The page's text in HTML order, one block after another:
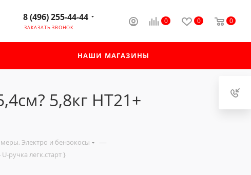
0 0 0
8 (496) 255-44-44
ЗАКАЗАТЬ ЗВОНОК
НАШИ МАГАЗИНЫ
5,8кг HT21+
Электро и бензокосы —
ручка легк.старт }